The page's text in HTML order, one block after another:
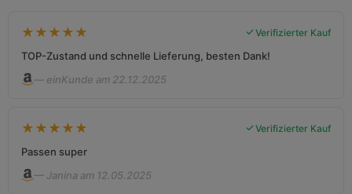
★ ★ ★ ★ ★ Verifizierter Kauf
TOP-Zustand und schnelle Lieferung, besten Dank!
— einKunde am 22.12.2025
★ ★ ★ ★ ★ Verifizierter Kauf
Passen super
— Janina am 12.05.2025